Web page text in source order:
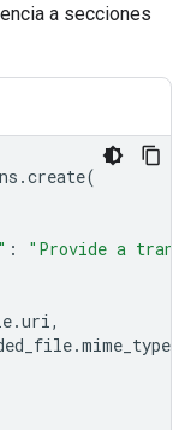
a secciones
.create(
:
"Provide a
.uri ,
.mime_type